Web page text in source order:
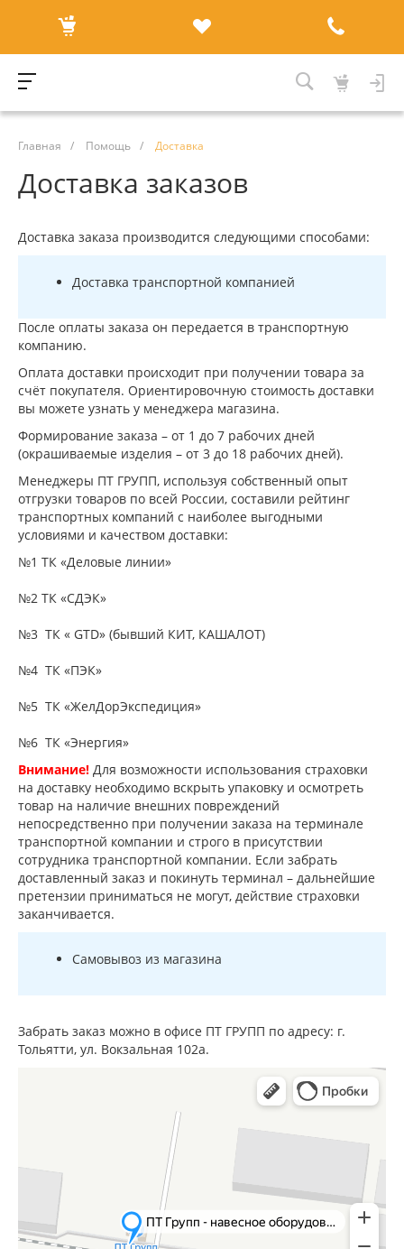
Главная / Помощь / Доставка
Доставка заказов
Доставка заказа производится следующими способами:
Доставка транспортной компанией
После оплаты заказа он передается в транспортную
компанию.
Оплата доставки происходит при получении товара за
счёт покупателя. Ориентировочную стоимость доставки
вы можете узнать у менеджера магазина.
Формирование заказа – от 1 до 7 рабочих дней
(окрашиваемые изделия – от 3 до 18 рабочих дней).
Менеджеры ПТ ГРУПП, используя собственный опыт
отгрузки товаров по всей России, составили рейтинг
транспортных компаний с наиболее выгодными
условиями и качеством доставки:
№1 ТК «Деловые линии»
№2 ТК «СДЭК»
№3 ТК « GTD» (бывший КИТ, КАШАЛОТ)
№4 ТК «ПЭК»
№5 ТК «ЖелДорЭкспедиция»
№6 ТК «Энергия»
Внимание! Для возможности использования страховки
на доставку необходимо вскрыть упаковку и осмотреть
товар на наличие внешних повреждений
непосредственно при получении заказа на терминале
транспортной компании и строго в присутствии
сотрудника транспортной компании. Если забрать
доставленный заказ и покинуть терминал – дальнейшие
претензии приниматься не могут, действие страховки
заканчивается.
Самовывоз из магазина
Забрать заказ можно в офисе ПТ ГРУПП по адресу: г.
Тольятти, ул. Вокзальная 102а.